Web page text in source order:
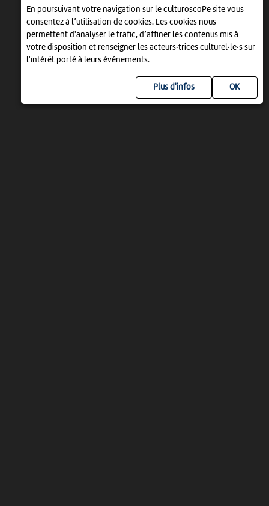
En poursuivant votre navigation sur le culturoscoPe site vous
consentez à l’utilisation de cookies. Les cookies nous
permettent d'analyser le trafic, d’affiner les contenus mis à
votre disposition et renseigner les acteurs·trices culturel·le·s sur
l'intérêt porté à leurs événements.
Plus d'infos